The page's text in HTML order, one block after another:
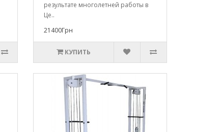
результате многолетней работы в
Це..
21400Грн
КУПИТЬ